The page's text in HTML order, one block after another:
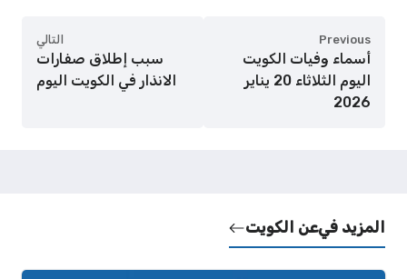
Previous
أسماء وفيات الكويت
اليوم الثلاثاء 20 يناير
2026
التالي
سبب إطلاق صفارات
الانذار في الكويت اليوم
المزيد فيعن الكويت